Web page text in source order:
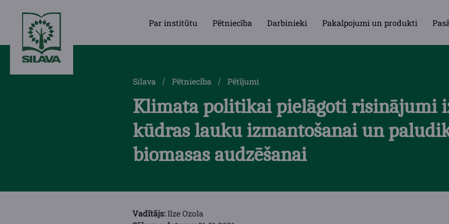
Par institūtu Pētniecība Darbinieki Pakalpojumi un produkti
Silava Pētniecība Pētījumi
Klimata politikai pielāgoti risinājumi
kūdras lauku izmantošanai un
biomasas audzēšanai
Vadītājs:Ilze Ozola